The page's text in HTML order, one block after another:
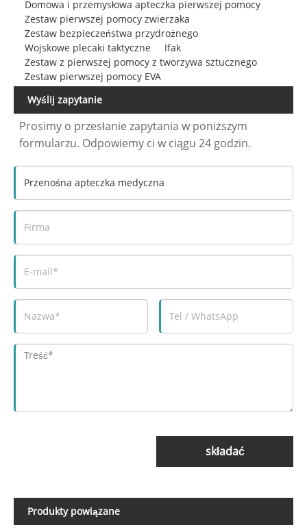
Domowa i przemysłowa apteczka pierwszej pomocy
Zestaw pierwszej pomocy zwierzaka
Zestaw bezpieczeństwa przydrożnego
Wojskowe plecaki taktyczne
Ifak
Zestaw z pierwszej pomocy z tworzywa sztucznego
Zestaw pierwszej pomocy EVA
Wyślij zapytanie
Prosimy o przesłanie zapytania w poniższym
formularzu. Odpowiemy ci w ciągu 24 godzin.
składać
Produkty powiązane